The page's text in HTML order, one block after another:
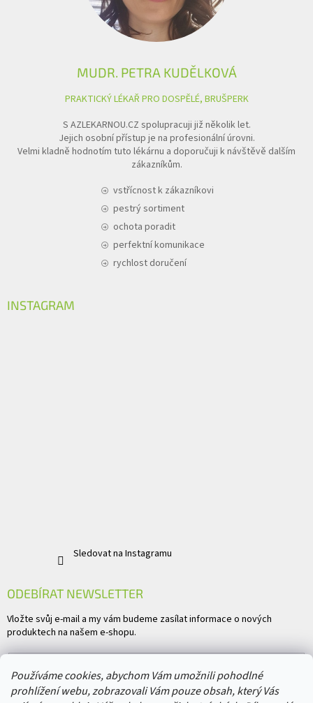
Používáme cookies, abychom Vám umožnili pohodlné
prohlížení webu, zobrazovali Vám pouze obsah, který Vás
MUDR. PETRA KUDĚLKOVÁ
PRAKTICKÝ LÉKAŘ PRO DOSPĚLÉ, BRUŠPERK
S AZLEKARNOU.CZ spolupracuji již několik let.
Jejich osobní přístup je na profesionální úrovni.
Velmi kladně hodnotím tuto lékárnu a doporučuji k návštěvě dalším
zákazníkům.
vstřícnost k zákazníkovi
pestrý sortiment
ochota poradit
perfektní komunikace
rychlost doručení
INSTAGRAM
Sledovat na Instagramu
ODEBÍRAT NEWSLETTER
Vložte svůj e-mail a my vám budeme zasílat informace o nových
produktech na našem e-shopu.
Vložením e-mailu souhlasíte spodmínkami ochrany osobních údajů